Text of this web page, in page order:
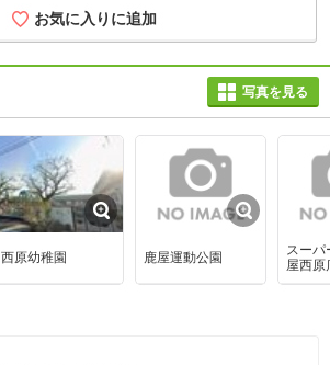
お気に入りに追加
写真を見る
西原幼稚園 鹿屋運動公園
スーパ
屋西原